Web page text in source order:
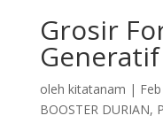
Grosir
oleh kitatanam |
BOOSTER DURIAN,